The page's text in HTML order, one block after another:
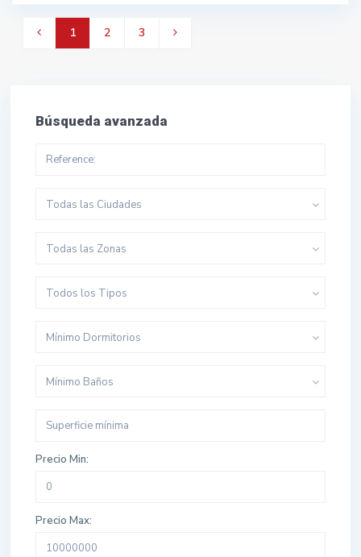
1 2 3
Búsqueda avanzada
Todas las Ciudades
Todas las Zonas
Todos los Tipos
Mínimo Dormitorios
Mínimo Baños
Precio Min:
Precio Max: